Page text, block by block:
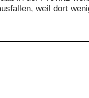
weil dort